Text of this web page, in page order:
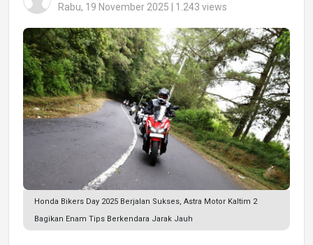
Rabu, 19 November 2025 | 1.243 views
Honda Bikers Day 2025 Berjalan Sukses, Astra Motor Kaltim 2
Bagikan Enam Tips Berkendara Jarak Jauh